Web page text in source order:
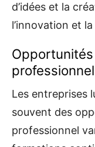
d’idées et la
l’innovation et
professionnel
Les entreprises
souvent des
professionnel